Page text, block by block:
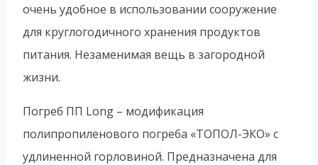
очень удобное в использовании сооружение
для круглогодичного хранения продуктов
питания. Незаменимая вещь в загородной
жизни.
Погреб ПП Long – модификация
полипропиленового погреба «ТОПОЛ-ЭКО» с
удлиненной горловиной. Предназначена для